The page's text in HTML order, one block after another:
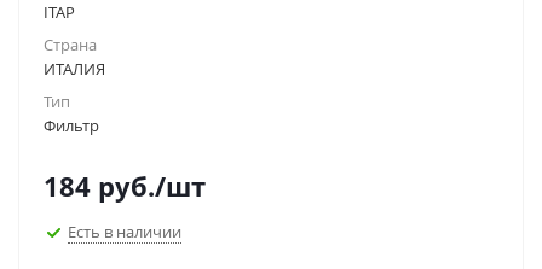
ITAP
Страна
ИТАЛИЯ
Тип
Фильтр
184 руб./шт
Есть в наличии